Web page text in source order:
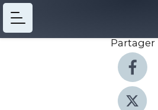
Partager